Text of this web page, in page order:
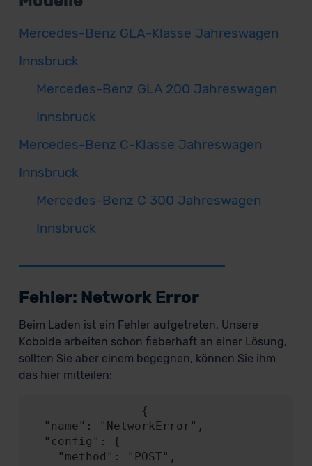
Mercedes-Benz GLA-Klasse Jahreswagen
Innsbruck
Mercedes-Benz GLA 200 Jahreswagen
Innsbruck
Mercedes-Benz C-Klasse Jahreswagen
Innsbruck
Mercedes-Benz C 300 Jahreswagen
Innsbruck
Fehler: Network Error
Beim Laden ist ein Fehler aufgetreten. Unsere
Kobolde arbeiten schon fieberhaft an einer Lösung,
sollten Sie aber einem begegnen, können Sie ihm
das hier mitteilen: